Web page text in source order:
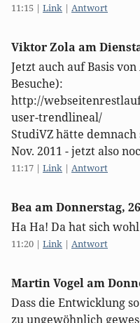
11:15 | Link | Antwort
Viktor Zola am
Jetzt auch auf Basis
Besuche):
http://
user-trendlineal/
StudiVZ hätte
Nov. 2011 - jetzt also
11:17 | Link | Antwort
Bea amDonnerstag,
Ha Ha! Da hat sich
11:20 | Link | Antwort
Martin Vogel am
Dass die Entwicklung
zu ungewöhnlich